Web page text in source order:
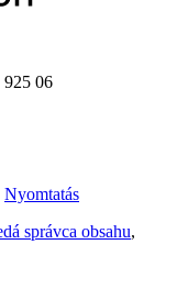
925 06
Nyomtatás
správca obsahu,